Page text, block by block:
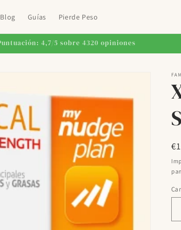
Blog Guías Pierde Peso
Envío gratis en pedidos +59€